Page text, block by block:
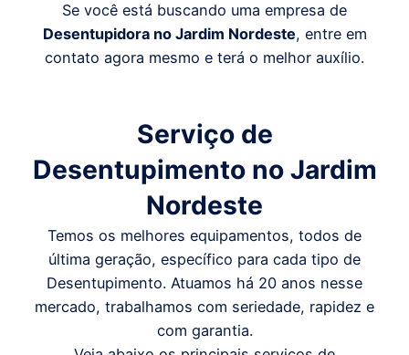
Se você está buscando uma empresa de
Desentupidora no Jardim Nordeste, entre em
contato agora mesmo e terá o melhor auxílio.
Serviço de
Desentupimento no Jardim
Nordeste
Temos os melhores equipamentos, todos de
última geração, específico para cada tipo de
Desentupimento. Atuamos há 20 anos nesse
mercado, trabalhamos com seriedade, rapidez e
com garantia.